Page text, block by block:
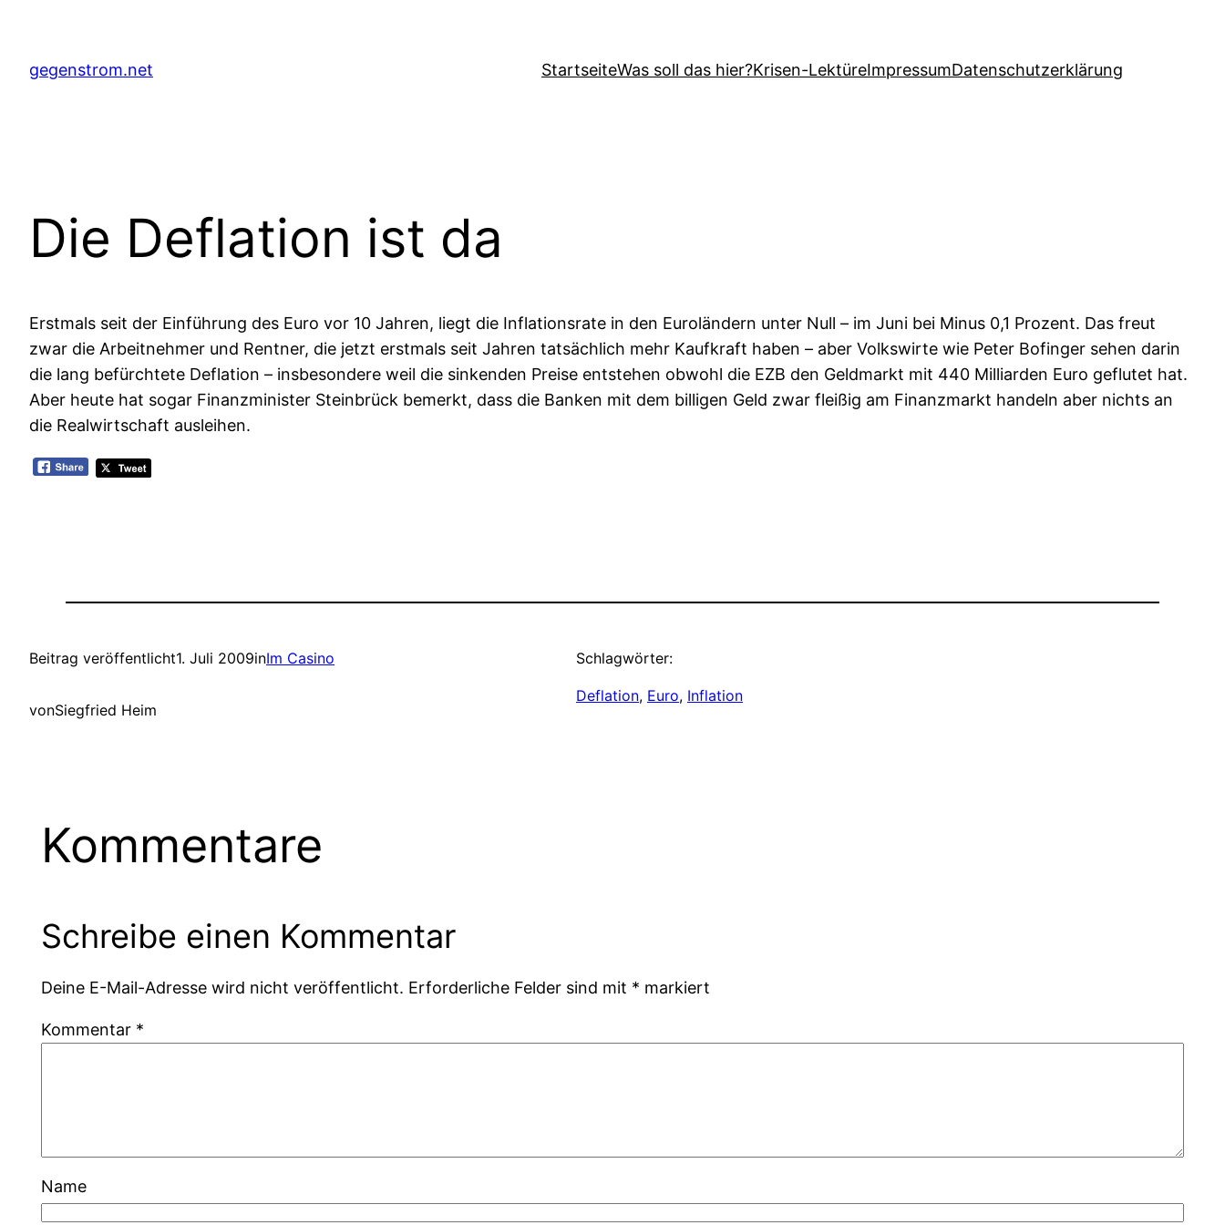
springen
gegenstrom.net StartseiteWas soll das hier?Krisen-LektüreImpressumDatenschutzerklärung
Die Deflation ist da
Erstmals seit der Einführung des Euro vor 10 Jahren, liegt die Inflationsrate in den Euroländern unter Null – im Juni bei Minus 0,1 Prozent. Das freut
zwar die Arbeitnehmer und Rentner, die jetzt erstmals seit Jahren tatsächlich mehr Kaufkraft haben – aber Volkswirte wie Peter Bofinger sehen darin
die lang befürchtete Deflation – insbesondere weil die sinkenden Preise entstehen obwohl die EZB den Geldmarkt mit 440 Milliarden Euro geflutet hat.
Aber heute hat sogar Finanzminister Steinbrück bemerkt, dass die Banken mit dem billigen Geld zwar fleißig am Finanzmarkt handeln aber nichts an
die Realwirtschaft ausleihen.
Beitrag veröffentlicht1. Juli 2009inIm Casino
vonSiegfried Heim
Schlagwörter:
Deflation, Euro, Inflation
Kommentare
Schreibe einen Kommentar
Deine E-Mail-Adresse wird nicht veröffentlicht. Erforderliche Felder sind mit * markiert
Kommentar *
Name